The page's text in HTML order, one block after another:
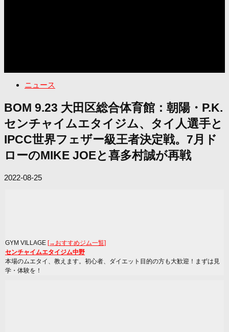
ニュース
BOM 9.23 大田区総合体育館：朝陽・P.K.
センチャイムエタイジム、タイ人選手と
IPCC世界フェザー級王者決定戦。7月ド
ローのMIKE JOEと喜多村誠が再戦
2022-08-25
GYM VILLAGE [→おすすめジム一覧]
センチャイムエタイジム中野
本場のムエタイ、教えます。初心者、ダイエット目的の方も大歓迎！まずは見
学・体験を！